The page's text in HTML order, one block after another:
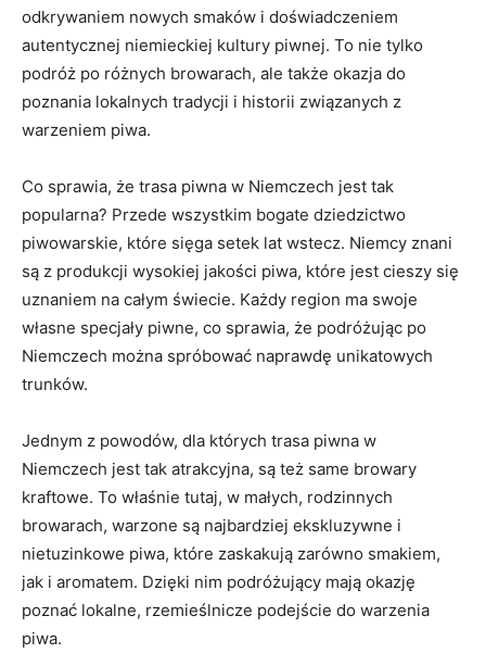
⁣odkrywaniem nowych smaków i doświadczeniem
‌autentycznej niemieckiej kultury piwnej. To ⁢nie tylko
podróż po różnych browarach, ⁢ale także⁤ okazja ⁢do
poznania lokalnych tradycji i historii związanych z
warzeniem piwa.
Co sprawia, że ⁢trasa piwna w⁤ Niemczech jest tak
popularna?⁣ Przede wszystkim⁤ bogate dziedzictwo
piwowarskie, które⁤ sięga setek lat wstecz. Niemcy‍ znani
są z produkcji​ wysokiej jakości piwa, które jest cieszy się
uznaniem na całym świecie. ⁣Każdy region ma swoje
własne specjały piwne, co sprawia, że podróżując po
Niemczech można spróbować⁢ naprawdę unikatowych
trunków.
Jednym z powodów, dla których trasa⁢ piwna w
Niemczech jest tak atrakcyjna, są też same ​browary
kraftowe.⁣ To właśnie tutaj,​ w małych, rodzinnych
browarach, warzone są ‍najbardziej ekskluzywne i
⁤nietuzinkowe piwa, ⁣które zaskakują zarówno smakiem,
jak ⁤i aromatem. Dzięki nim podróżujący mają okazję
poznać lokalne, rzemieślnicze podejście do⁣ warzenia
piwa.